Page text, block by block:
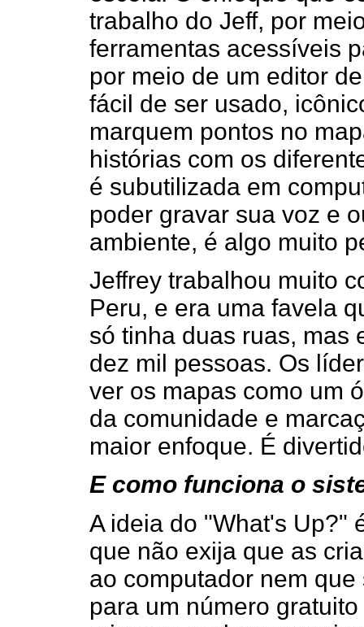
trabalho do Jeff, por
ferramentas acessíveis
por meio de um editor
fácil de ser usado,
marquem pontos no
histórias com os
é subutilizada em
poder gravar sua voz e
ambiente, é algo muito
Jeffrey trabalhou muito
Peru, e era uma favela
só tinha duas ruas, mas
dez mil pessoas. Os
ver os mapas como um
da comunidade e
maior enfoque. É
E como funciona o
A ideia do "What's Up?"
que não exija que as
ao computador nem
para um número